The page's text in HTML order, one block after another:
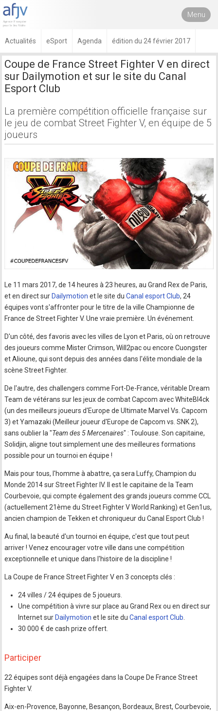
Menu
Actualités eSport Agenda édition du 24 février 2017
Coupe de France Street Fighter V en direct
sur Dailymotion et sur le site du Canal
Esport Club
La première compétition officielle française sur
le jeu de combat Street Fighter V, en équipe de 5
joueurs
Le 11 mars 2017, de 14 heures à 23 heures, au Grand Rex de Paris,
et en direct sur Dailymotion et le site duCanal esport Club, 24
équipes vont s'affronter pour le titre de la ville Championne de
France de Street Fighter V. Une vraie première. Un événement.
D'un côté, des favoris avec les villes de Lyon et Paris, où on retrouve
des joueurs comme Mister Crimson, Will2pac ou encore Cuongster
et Alioune, qui sont depuis des années dans l'élite mondiale de la
scène Street Fighter.
De l'autre, des challengers comme Fort-De-France, véritable Dream
Team de vétérans sur les jeux de combat Capcom avec WhiteBl4ck
(un des meilleurs joueurs d'Europe de Ultimate Marvel Vs. Capcom
3) et Yamazaki (Meilleur joueur d'Europe de Capcom vs. SNK 2),
sans oublier la "Team des 5 Mercenaires" : Toulouse. Son capitaine,
Solidjin, aligne tout simplement une des meilleures formations
possible pour un tournoi en équipe !
Mais pour tous, l'homme à abattre, ça sera Luffy, Champion du
Monde 2014 sur Street Fighter IV. Il est le capitaine de la Team
Courbevoie, qui compte également des grands joueurs comme CCL
(actuellement 21ème du Street Fighter V World Ranking) et Gen1us,
ancien champion de Tekken et chroniqueur du Canal Esport Club !
Au final, la beauté d'un tournoi en équipe, c'est que tout peut
arriver ! Venez encourager votre ville dans une compétition
exceptionnelle et unique dans l'histoire de la discipline !
La Coupe de France Street Fighter V en 3 concepts clés :
24 villes / 24 équipes de 5 joueurs.
Une compétition à vivre sur place au Grand Rex ou en direct sur
Internet sur Dailymotion et le site duCanal esport Club
30 000 € de cash prize offert.
Participer
22 équipes sont déjà engagées dans la Coupe De France Street
Fighter V.
Aix-en-Provence, Bayonne, Besançon, Bordeaux, Brest, Courbevoie,